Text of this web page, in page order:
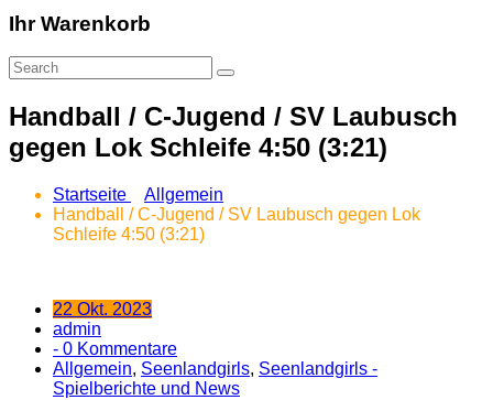
Ihr Warenkorb
Handball / C-Jugend / SV Laubusch
gegen Lok Schleife 4:50 (3:21)
Startseite
Allgemein
Handball / C-Jugend / SV Laubusch gegen Lok
Schleife 4:50 (3:21)
22 Okt. 2023
admin
- 0 Kommentare
Allgemein, Seenlandgirls, Seenlandgirls -
Spielberichte und News